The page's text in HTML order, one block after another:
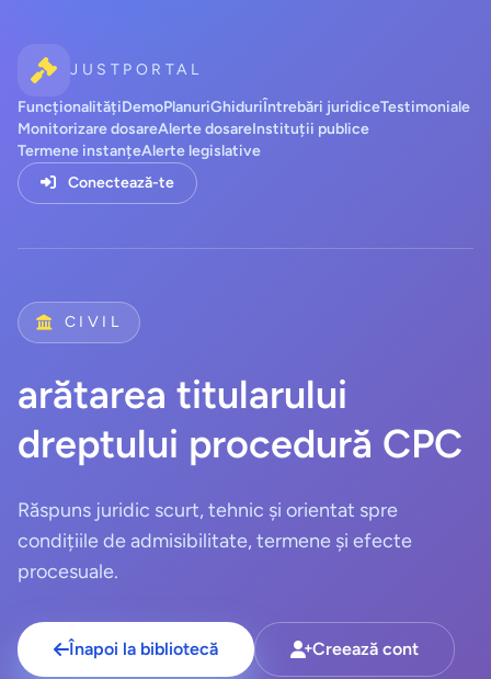
JUSTPORTAL
FuncționalitățiDemoPlanuriGhiduriÎntrebări juridiceTestimoniale
Monitorizare dosareAlerte dosareInstituții publice
Termene instanțeAlerte legislative
Conectează-te
CIVIL
arătarea titularului
dreptului procedură CPC
Răspuns juridic scurt, tehnic și orientat spre
condițiile de admisibilitate, termene și efecte
procesuale.
Înapoi la bibliotecă Creează cont